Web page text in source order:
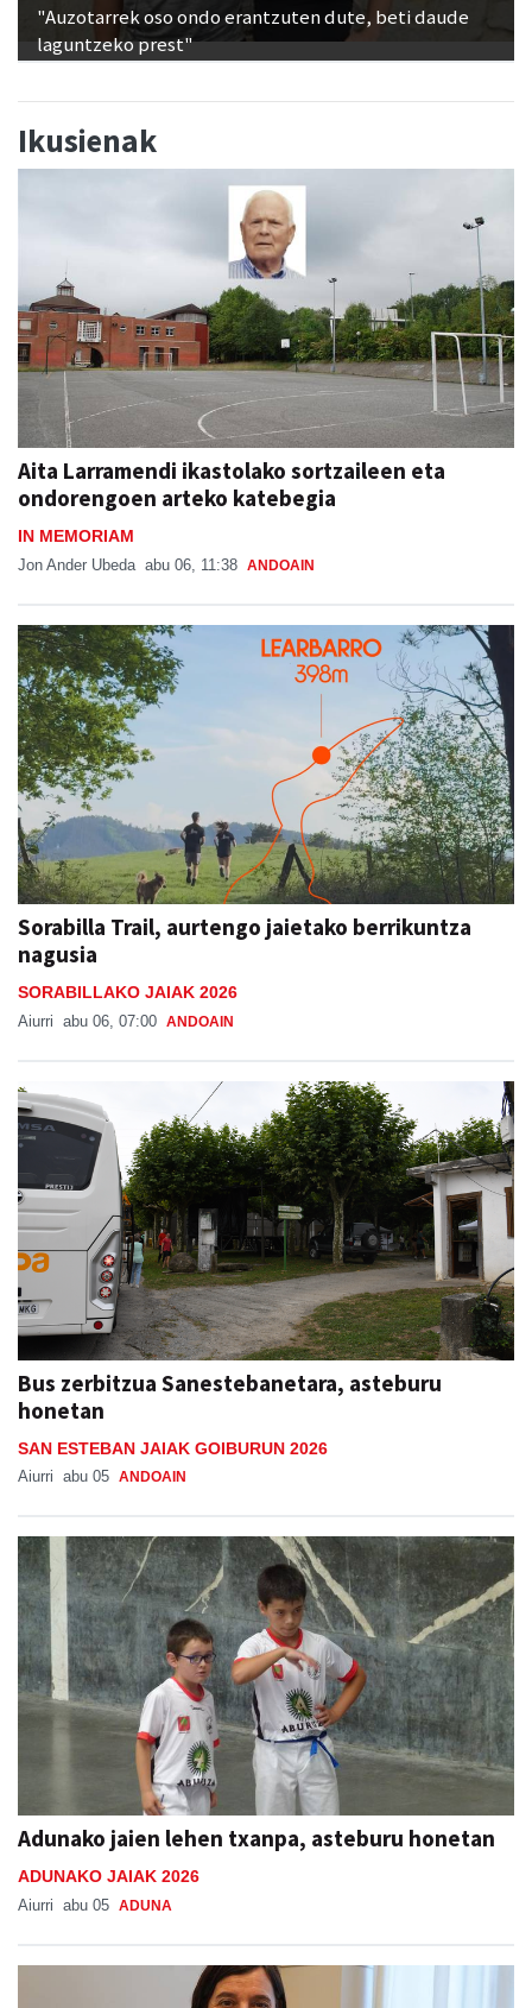
"Auzotarrek oso ondo erantzuten dute, beti daude
laguntzeko prest"
Ikusienak
Aita Larramendi ikastolako sortzaileen eta
ondorengoen arteko katebegia
IN MEMORIAM
Jon Ander Ubeda abu 06, 11:38 ANDOAIN
Sorabilla Trail, aurtengo jaietako berrikuntza
nagusia
SORABILLAKO JAIAK 2026
Aiurri abu 06, 07:00 ANDOAIN
Bus zerbitzua Sanestebanetara, asteburu
honetan
SAN ESTEBAN JAIAK GOIBURUN 2026
Aiurri abu 05 ANDOAIN
Adunako jaien lehen txanpa, asteburu honetan
ADUNAKO JAIAK 2026
Aiurri abu 05 ADUNA